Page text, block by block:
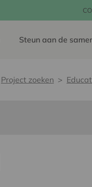
Steun aan de
Project zoeken